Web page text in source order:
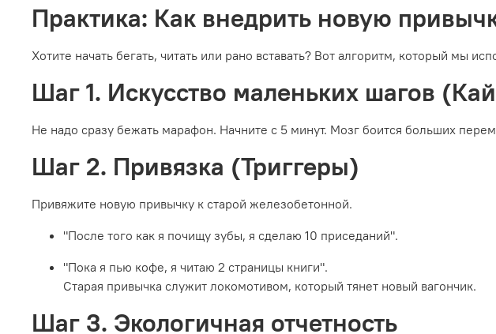
Практика: Как внедрить новую
Хотите начать бегать, читать или рано вставать? Вот алгоритм, который мы
Шаг 1. Искусство маленьких шагов
Не надо сразу бежать марафон. Начните с 5 минут. Мозг боится больших
Шаг 2. Привязка (Триггеры)
Привяжите новую привычку к старой железобетонной.
"После того как я почищу зубы, я сделаю 10 приседаний".
"Пока я пью кофе, я читаю 2 страницы книги".
Старая привычка служит локомотивом, который тянет новый вагончик.
Шаг 3. Экологичная отчетность